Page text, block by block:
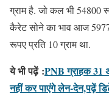
ग्राम है. जो कल भी 54800
कैरेट सोने का भाव आज
रूपए प्रति 10 ग्राम था.
ये भी पढ़ें :PNB ग्राहक
नहीं कर पाएंगे लेन-देन,पढ़ें